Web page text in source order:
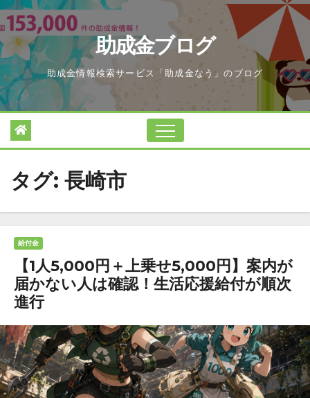
Skip
to
content
助成金ブログ
助成金情報検索サービス「助成金なう」のブログ
タグ: 長崎市
給付金
【1人5,000円＋上乗せ5,000円】案内が
届かない人は確認！生活応援給付が順次
進行